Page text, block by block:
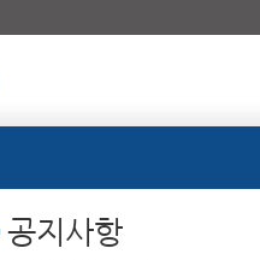
공지사항